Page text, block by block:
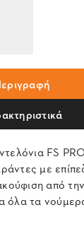
FS
με
από
όλα τα